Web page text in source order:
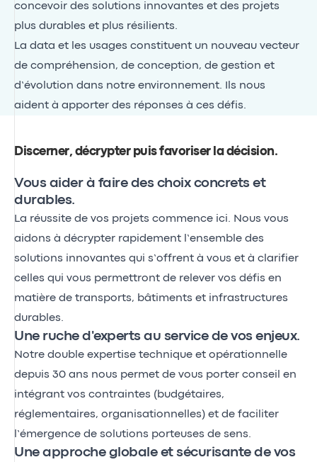
concevoir des solutions innovantes et des projets
plus durables et plus résilients.
La data et les usages constituent un nouveau vecteur
de compréhension, de conception, de gestion et
d’évolution dans notre environnement. Ils nous
aident à apporter des réponses à ces défis.
Discerner, décrypter puis favoriser la décision.
Vous aider à faire des choix concrets et
durables.
La réussite de vos projets commence ici. Nous vous
aidons à décrypter rapidement l’ensemble des
solutions innovantes qui s’offrent à vous et à clarifier
celles qui vous permettront de relever vos défis en
matière de transports, bâtiments et infrastructures
durables.
Une ruche d'experts au service de vos enjeux.
Notre double expertise technique et opérationnelle
depuis 30 ans nous permet de vous porter conseil en
intégrant vos contraintes (budgétaires,
réglementaires, organisationnelles) et de faciliter
l’émergence de solutions porteuses de sens.
Une approche globale et sécurisante de vos